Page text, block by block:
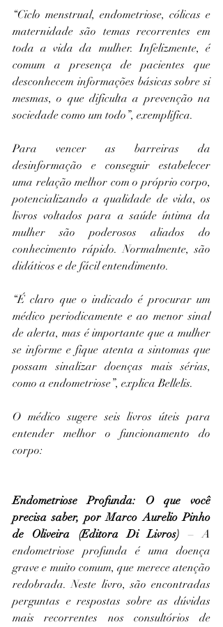
“Ciclo menstrual, endometriose, cólicas e
maternidade são temas recorrentes em
toda a vida da mulher. Infelizmente, é
comum a presença de pacientes que
desconhecem informações básicas sobre si
mesmas, o que dificulta a prevenção na
sociedade como um todo”, exemplifica.
Para vencer as barreiras da
desinformação e conseguir estabelecer
uma relação melhor com o próprio corpo,
potencializando a qualidade de vida, os
livros voltados para a saúde íntima da
mulher são poderosos aliados do
conhecimento rápido. Normalmente, são
didáticos e de fácil entendimento.
“É claro que o indicado é procurar um
médico periodicamente e ao menor sinal
de alerta, mas é importante que a mulher
se informe e fique atenta a sintomas que
possam sinalizar doenças mais sérias,
como a endometriose”, explica Bellelis.
O médico sugere seis livros úteis para
entender melhor o funcionamento do
corpo:
Endometriose Profunda: O que você
precisa saber, por Marco Aurelio Pinho
de Oliveira (Editora Di Livros) – A
endometriose profunda é uma doença
grave e muito comum, que merece atenção
redobrada. Neste livro, são encontradas
perguntas e respostas sobre as dúvidas
mais recorrentes nos consultórios de